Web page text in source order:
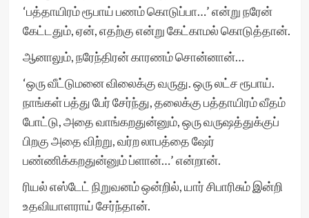
‘பத்தாயிரம் ரூபாய் பணம் கொடுப்பா…’ என்று நரேன்
கேட்டதும், ஏன், எதற்கு என்று கேட்காமல் கொடுத்தான்.
ஆனாலும், நரேந்திரன் காரணம் சொன்னான்…
‘ஒரு வீட்டுமனை விலைக்கு வருது. ஒரு லட்ச ரூபாய்.
நாங்கள் பத்து பேர் சேர்ந்து, தலைக்கு பத்தாயிரம் வீதம்
போட்டு, அதை வாங்கறதுன்னும், ஒரு வருஷத்துக்குப்
பிறகு அதை விற்று, வர்ற லாபத்தை ஷேர்
பண்ணிக்கறதுன்னும் ப்ளான்…’ என்றான்.
ரியல் எஸ்டேட் நிறுவனம் ஒன்றில், யார் சிபாரிசும் இன்றி
உதவியாளராய் சேர்ந்தான்.